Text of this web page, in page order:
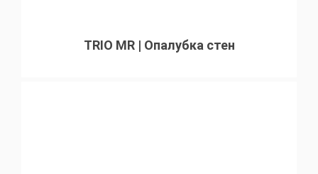
TRIO MR | Опалубка стен